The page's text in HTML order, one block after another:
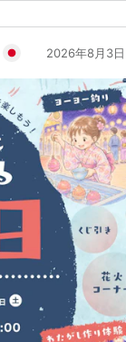
2026年8月3日